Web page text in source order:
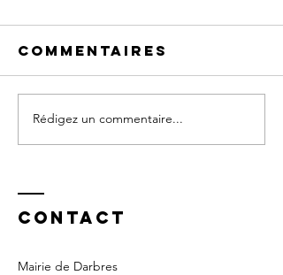
Orage de
grêle : vos
Commentaires
Rédigez un commentaire...
Contact
Mairie de Darbres